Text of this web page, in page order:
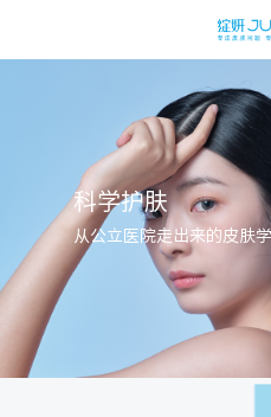
科学护肤
从公立医院走出来的皮肤